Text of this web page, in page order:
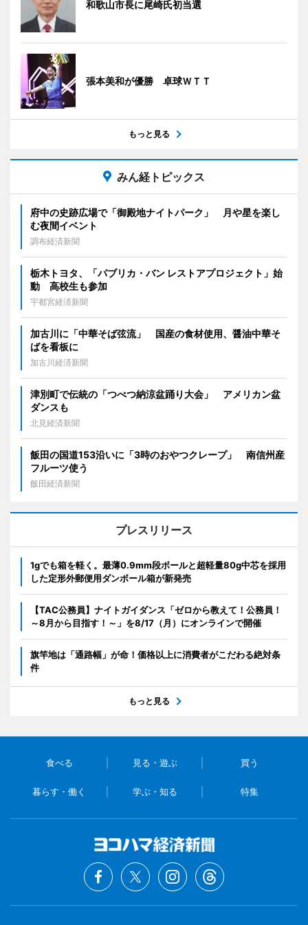
和歌山市長に尾崎氏初当選
張本美和が優勝 卓球ＷＴＴ
もっと見る
みん経トピックス
府中の史跡広場で「御殿地ナイトパーク」 月や星を楽し
む夜間イベント
調布経済新聞
栃木トヨタ、「パブリカ・バン レストアプロジェクト」始
動 高校生も参加
宇都宮経済新聞
加古川に「中華そば弦流」 国産の食材使用、醤油中華そ
ばを看板に
加古川経済新聞
津別町で伝統の「つべつ納涼盆踊り大会」 アメリカン盆
ダンスも
北見経済新聞
飯田の国道153沿いに「3時のおやつクレープ」 南信州産
フルーツ使う
飯田経済新聞
プレスリリース
1gでも箱を軽く。最薄0.9mm段ボールと超軽量80g中芯を採用
した定形外郵便用ダンボール箱が新発売
【TAC公務員】ナイトガイダンス「ゼロから教えて！公務員！
～8月から目指す！～」を8/17（月）にオンラインで開催
旗竿地は「通路幅」が命！価格以上に消費者がこだわる絶対条
件
もっと見る
食べる 見る・遊ぶ 買う
暮らす・働く 学ぶ・知る 特集